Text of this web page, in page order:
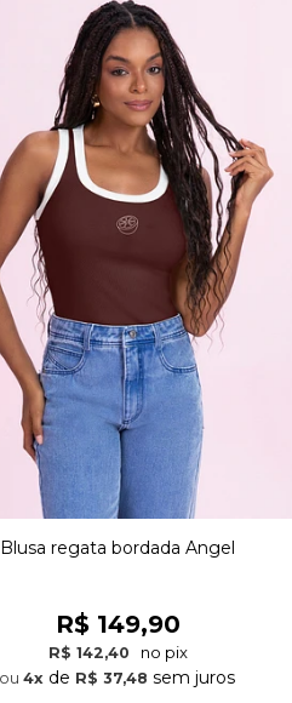
Blusa regata bordada Angel
R$ 149,90
R$ 142,40 no pix
4x de R$ 37,48 sem juros